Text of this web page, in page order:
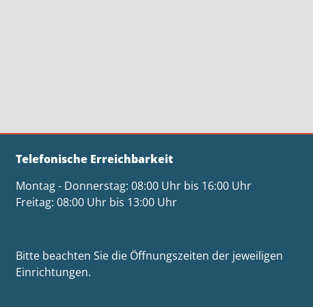
Telefonische Erreichbarkeit
Montag - Donnerstag: 08:00 Uhr bis 16:00 Uhr
Freitag: 08:00 Uhr bis 13:00 Uhr
Bitte beachten Sie die Öffnungszeiten der jeweiligen
Einrichtungen.